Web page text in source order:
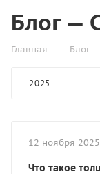
Блог —
Главная — Блог
2025
12 ноября 2025
Что такое